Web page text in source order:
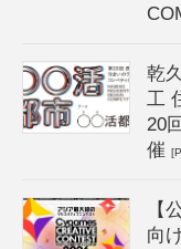
乾
工
20
催
【
向